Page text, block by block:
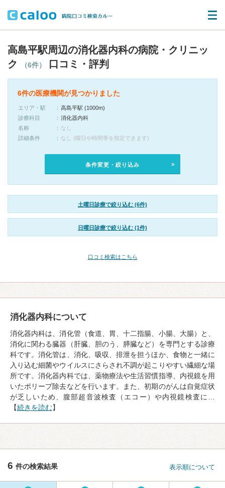
高島平駅周辺の消化器内科の病院・クリニッ
ク
（6件） 口コミ・評判
6件の医療機関が見つかりました
エリア・駅
高島平駅 (1000m)
診療科目
消化器内科
名称
なし
詳細条件
なし (曜日や時間帯を指定できます)
条件変更・絞り込み
土曜日診療で絞り込む (6件)
日曜日診療で絞り込む (1件)
口コミ検索はこちら
消化器内科について
消化器内科は、消化管（食道、胃、十二指腸、小腸、大腸）と、
消化に関わる臓器（肝臓、胆のう、膵臓など）を専門とする診療
科です。消化管は、消化、吸収、排泄を担うほか、食物と一緒に
入り込む細菌やウイルスにさらされ不調が起こりやすい繊細な場
所です。消化器内科では、薬物療法や生活習慣指導、内視鏡を用
いたポリープ除去などを行います。また、初期のがんは自覚症状
が乏しいため、腹部超音波検査（エコー）や内視鏡検査に…
【続きを読む】
6 件の検索結果 表示順について